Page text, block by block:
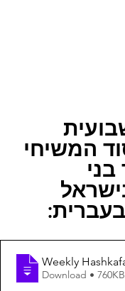
המשיחי
Download • 760KB